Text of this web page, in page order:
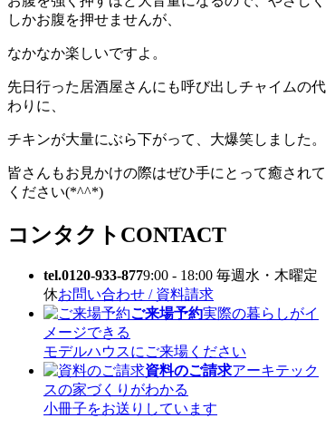
しかお腹を押せませんが、
なかなか楽しいですよ。
先日行った居酒屋さんにも呼び出しチャイムの代
わりに、
チキンが大量にぶら下がって、大爆笑しました。
皆さんもお見かけの際はぜひ手にとって癒されて
ください(*^^*)
コンタクト CONTACT
tel.0120-933-8779:00 - 18:00 毎週水・木曜定
休お問い合わせ / 資料請求
ご来場予約実際の暮らしがイ
メージできる
モデルハウスにご来場ください
資料のご請求アーキテック
スの家づくりがわかる
小冊子をお送りしています